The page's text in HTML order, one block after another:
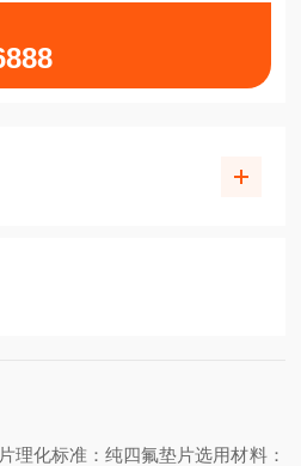
理化标准：纯四氟垫片选用材料：